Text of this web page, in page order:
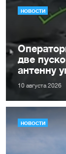
НОВОСТИ
две
антенну
10 августа 2026
НОВОСТИ